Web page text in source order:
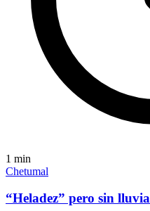
1 min
Chetumal
“Heladez” pero sin